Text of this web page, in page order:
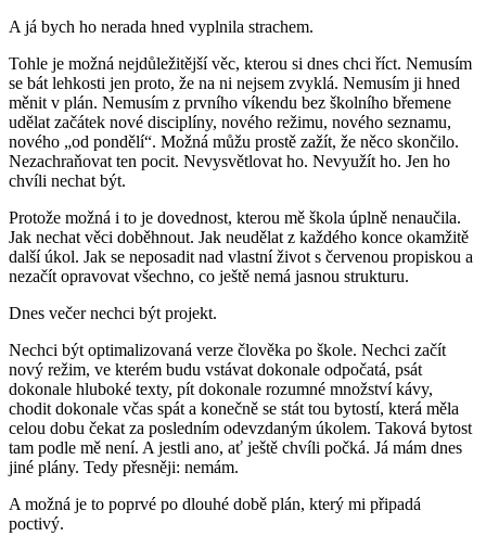
A já bych ho nerada hned vyplnila strachem.
Tohle je možná nejdůležitější věc, kterou si dnes chci říct. Nemusím
se bát lehkosti jen proto, že na ni nejsem zvyklá. Nemusím ji hned
měnit v plán. Nemusím z prvního víkendu bez školního břemene
udělat začátek nové disciplíny, nového režimu, nového seznamu,
nového „od pondělí“. Možná můžu prostě zažít, že něco skončilo.
Nezachraňovat ten pocit. Nevysvětlovat ho. Nevyužít ho. Jen ho
chvíli nechat být.
Protože možná i to je dovednost, kterou mě škola úplně nenaučila.
Jak nechat věci doběhnout. Jak neudělat z každého konce okamžitě
další úkol. Jak se neposadit nad vlastní život s červenou propiskou a
nezačít opravovat všechno, co ještě nemá jasnou strukturu.
Dnes večer nechci být projekt.
Nechci být optimalizovaná verze člověka po škole. Nechci začít
nový režim, ve kterém budu vstávat dokonale odpočatá, psát
dokonale hluboké texty, pít dokonale rozumné množství kávy,
chodit dokonale včas spát a konečně se stát tou bytostí, která měla
celou dobu čekat za posledním odevzdaným úkolem. Taková bytost
tam podle mě není. A jestli ano, ať ještě chvíli počká. Já mám dnes
jiné plány. Tedy přesněji: nemám.
A možná je to poprvé po dlouhé době plán, který mi připadá
poctivý.